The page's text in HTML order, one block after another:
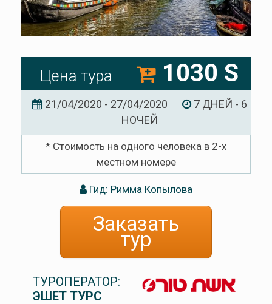
Цена тура 1030 S
21/04/2020 - 27/04/2020
7 ДНЕЙ - 6
НОЧЕЙ
* Стоимость на одного человека в 2-х
местном номере
Гид: Римма Копылова
Заказать
тур
ТУРОПЕРАТОР:
ЭШЕТ ТУРС